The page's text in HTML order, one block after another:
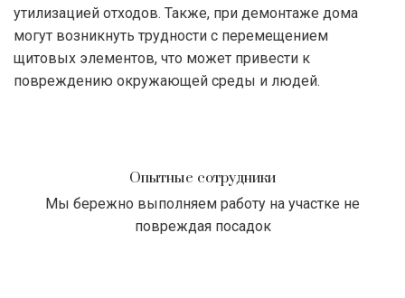
утилизацией отходов. Также, при демонтаже дома
могут возникнуть трудности с перемещением
щитовых элементов, что может привести к
повреждению окружающей среды и людей.
Опытные сотрудники
Мы бережно выполняем работу на участке не
повреждая посадок